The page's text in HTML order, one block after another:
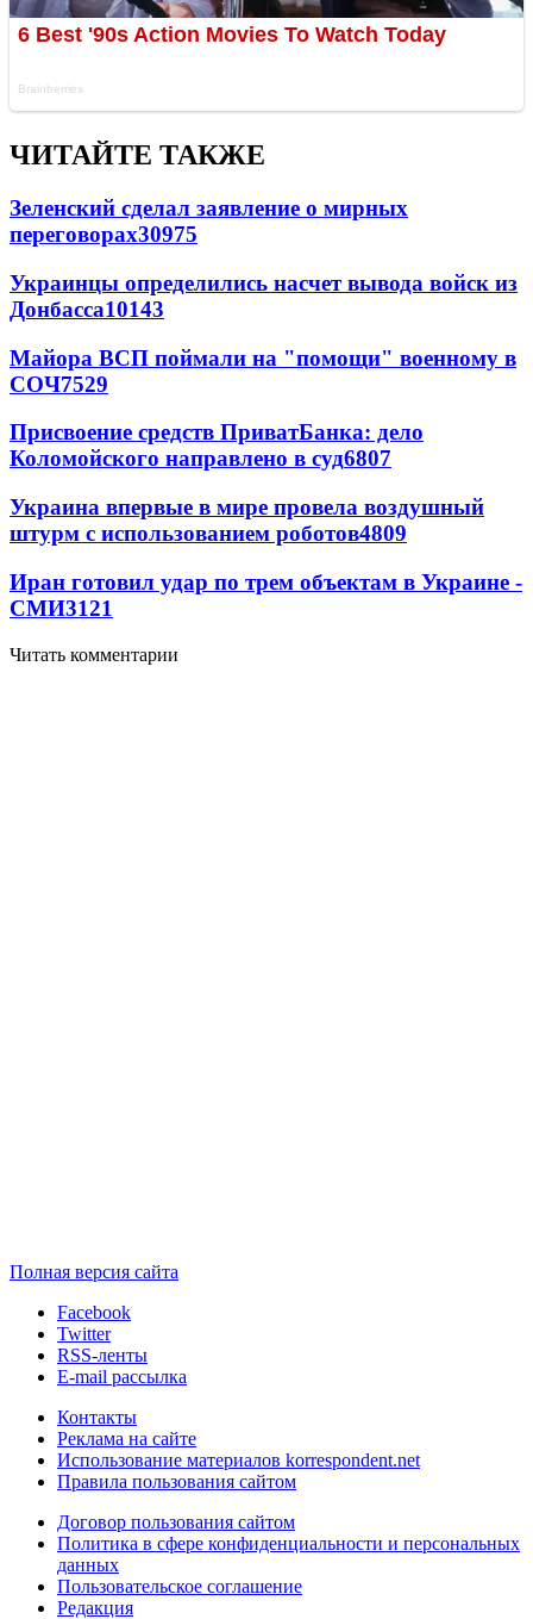
ЧИТАЙТЕ ТАКЖЕ
Зеленский сделал заявление о мирных
переговорах30975
Украинцы определились насчет вывода войск из
Донбасса10143
Майора ВСП поймали на "помощи" военному в
СОЧ7529
Присвоение средств ПриватБанка: дело
Коломойского направлено в суд6807
Украина впервые в мире провела воздушный
штурм с использованием роботов4809
Иран готовил удар по трем объектам в Украине -
СМИ3121
Читать комментарии
Полная версия сайта
Facebook
Twitter
RSS-ленты
E-mail рассылка
Контакты
Реклама на сайте
Использование материалов korrespondent.net
Правила пользования сайтом
Договор пользования сайтом
Политика в сфере конфиденциальности и персональных
данных
Пользовательское соглашение
Редакция